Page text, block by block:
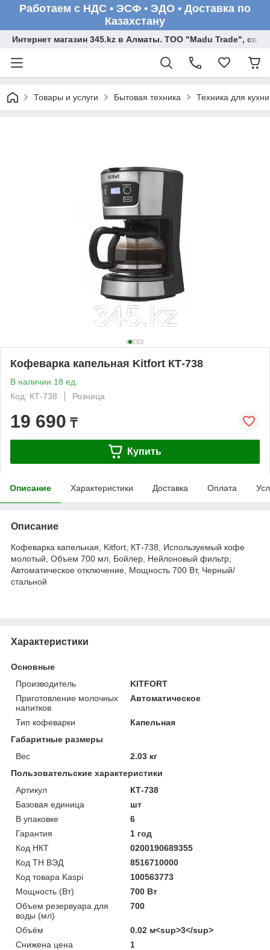
Работаем с НДС • ЭСФ • ЭДО • Доставка по
Казахстану
Интернет магазин 345.kz в Алматы. ТОО "Madu Trade",
Товары и услуги Бытовая техника Техника для кухни
Кофеварка капельная Kitfort КТ-738
В наличии 18 ед.
Код: КТ-738
Розница
19 690 ₸
Купить
Описание Характеристики Доставка Оплата
Описание
Кофеварка капельная, Kitfort, КТ-738, Используемый кофе
молотый, Объем 700 мл, Бойлер, Нейлоновый фильтр,
Автоматическое отключение, Мощность 700 Вт, Черный/
стальной
Характеристики
Основные
Производитель
KITFORT
Приготовление молочных
напитков
Автоматическое
Тип кофеварки
Капельная
Габаритные размеры
Вес
2.03 кг
Пользовательские характеристики
Артикул
КТ-738
Базовая единица
шт
В упаковке
6
Гарантия
1 год
Код НКТ
0200190689355
Код ТН ВЭД
8516710000
Код товара Kaspi
100563773
Мощность (Bт)
700 Вт
Объем резервуара для
воды (мл)
700
Объём
0.02 м<sup>3</sup>
Снижена цена
1